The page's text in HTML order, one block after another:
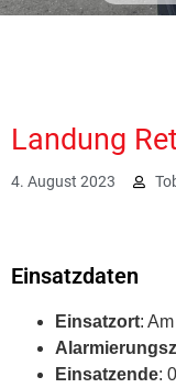
Landung
4. August 2023
Einsatzdaten
Einsatzort:
Einsatzende: